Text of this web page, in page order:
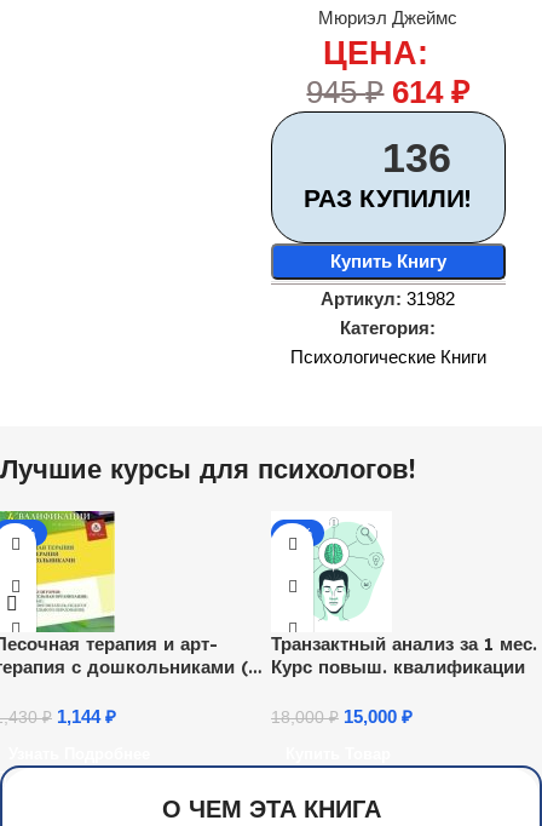
Мюриэл Джеймс
ЦЕНА:
945₽ 614₽
136
РАЗ КУПИЛИ!
Купить Книгу
Артикул:31982
Категория:
Психологические Книги
Лучшие курсы для психологов!
-20%
терапия и арт-
с дошкольниками (16
₽ 1,144₽
-17%
Транзактный анализ за 1 мес.
Курс повыш. квалификации
18,000₽ 15,000 ₽
О ЧЕМ ЭТА КНИГА